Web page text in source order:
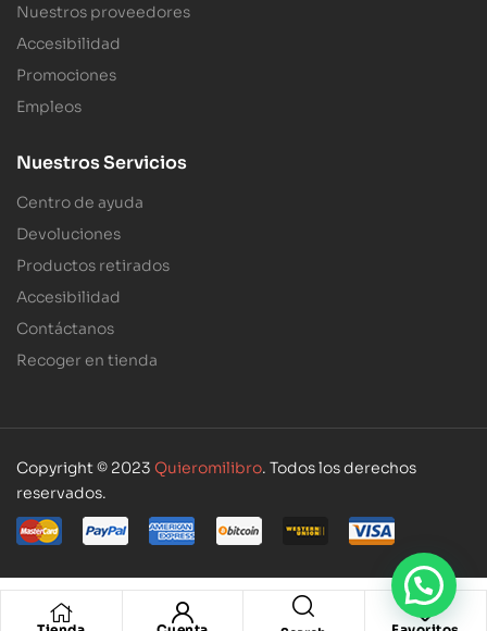
Nuestros proveedores
Accesibilidad
Promociones
Empleos
Nuestros Servicios
Centro de ayuda
Devoluciones
Productos retirados
Accesibilidad
Contáctanos
Recoger en tienda
Copyright © 2023 Quieromilibro. Todos los derechos
reservados.